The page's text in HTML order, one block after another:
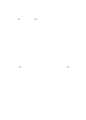
de gevel van
glasbewassing